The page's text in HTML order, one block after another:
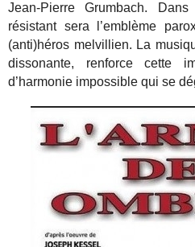
Jean-Pierre Grumbach. Dans
résistant sera l’emblème
(anti)héros melvillien. La
dissonante, renforce cette
d’harmonie impossible qui se